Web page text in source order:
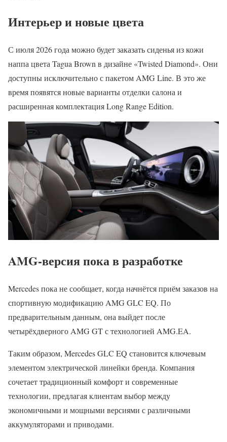
Интерьер и новые цвета
С июля 2026 года можно будет заказать сиденья из кожи
наппа цвета Tagua Brown в дизайне «Twisted Diamond». Они
доступны исключительно с пакетом AMG Line. В это же
время появятся новые варианты отделки салона и
расширенная комплектация Long Range Edition.
AMG-версия пока в разработке
Mercedes пока не сообщает, когда начнётся приём заказов на
спортивную модификацию AMG GLC EQ. По
предварительным данным, она выйдет после
четырёхдверного AMG GT с технологией AMG.EA.
Таким образом, Mercedes GLC EQ становится ключевым
элементом электрической линейки бренда. Компания
сочетает традиционный комфорт и современные
технологии, предлагая клиентам выбор между
экономичными и мощными версиями с различными
аккумуляторами и приводами.